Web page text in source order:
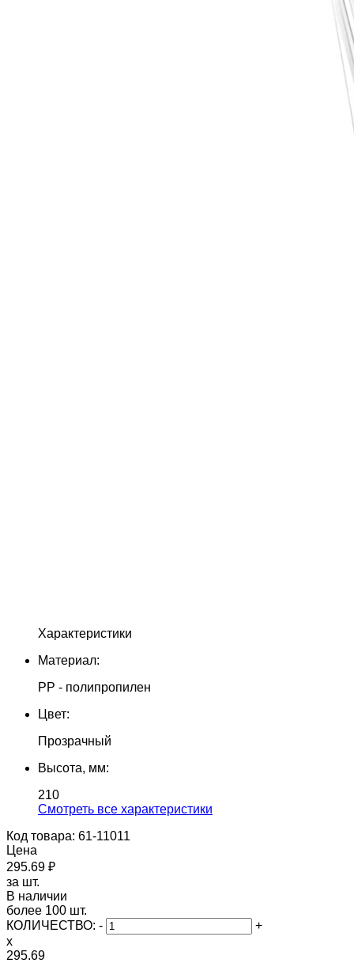
Характеристики
Материал:
PP - полипропилен
Цвет:
Прозрачный
Высота, мм:
210
Cмотреть все характеристики
Код товара: 61-11011
Цена
295.69 ₽
за шт.
В наличии
более 100 шт.
КОЛИЧЕСТВО: -
+
x
295.69